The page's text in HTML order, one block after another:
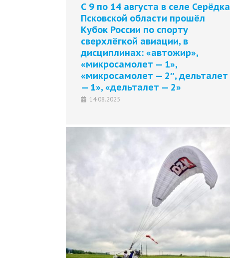
С 9 по 14 августа в селе Серёдка
Псковской области прошёл
Кубок России по спорту
сверхлёгкой авиации, в
дисциплинах: «автожир»,
«микросамолет — 1»,
«микросамолет — 2″, дельталет
— 1», «дельталет — 2»
14.08.2025